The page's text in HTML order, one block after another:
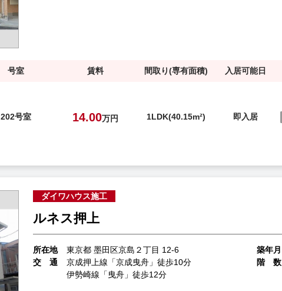
号室 賃料 間取り(専有面積) 入居可能日
202号室 14.00万円 1LDK(40.15m²) 即入居
ダイワハウス施工
ルネス押上
所在地 東京都 墨田区京島２丁目 12-6 築年月
交 通
京成押上線「京成曳舟」徒歩10分
伊勢崎線「曳舟」徒歩12分
階 数